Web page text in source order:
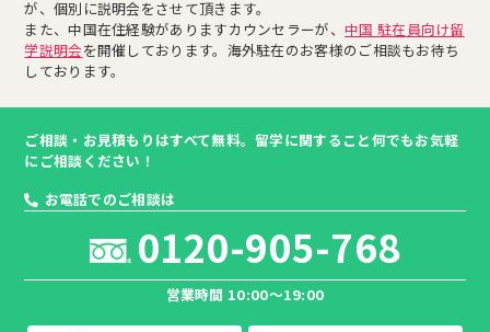
が、個別に説明会をさせて頂きます。
また、中国在住経験がありますカウンセラーが、 中国 駐在員向け留
学説明会を開催しております。海外駐在のお客様のご相談もお待ち
しております。
ご相談・お見積もりはすべて無料。留学に関すること何でもお気軽
にご相談ください！
お電話でのご相談は
0120-905-768
営業時間 10:00～19:00